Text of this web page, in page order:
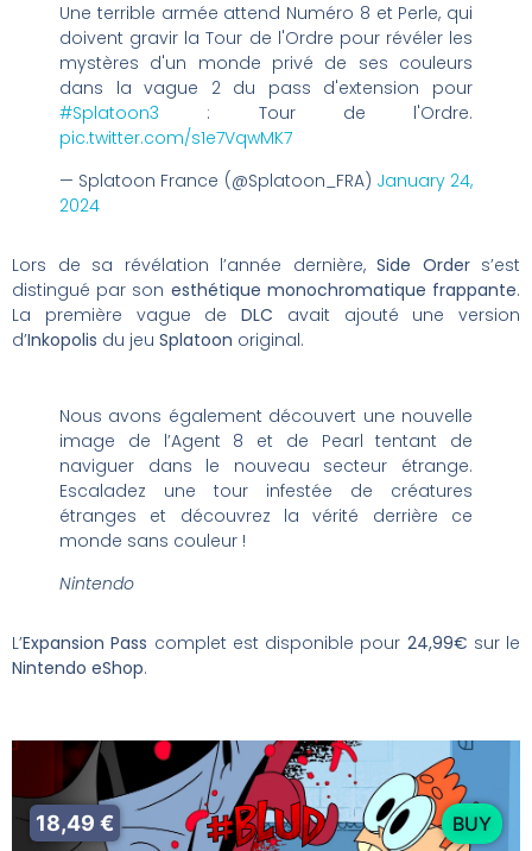
Une terrible armée attend Numéro 8 et Perle, qui
doivent gravir la Tour de l'Ordre pour révéler les
mystères d'un monde privé de ses couleurs
dans la vague 2 du pass d'extension pour
#Splatoon3 : Tour de l'Ordre.
pic.twitter.com/s1e7VqwMK7
— Splatoon France (@Splatoon_FRA) January 24,
2024
Lors de sa révélation l’année dernière, Side Orders’est
distingué par son esthétique monochromatique frappante.
La première vague de DLC avait ajouté une version
d’Inkopolis du jeu Splatoon original.
Nous avons également découvert une nouvelle
image de l’Agent 8 et de Pearl tentant de
naviguer dans le nouveau secteur étrange.
Escaladez une tour infestée de créatures
étranges et découvrez la vérité derrière ce
monde sans couleur !
Nintendo
L’Expansion Pass complet est disponible pour 24,99€ sur le
Nintendo eShop.
18,49 € BUY